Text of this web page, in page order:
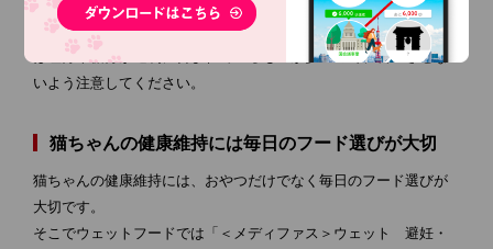
こと」も重要です。飼い主さんが食べているものを欲しがる猫ち
ゃんも少なくありません。人間の食べ物には、猫ちゃんにとって
は塩分や糖分が過剰に含まれているものが多いので、食べさせな
いよう注意してください。
猫ちゃんの健康維持には毎日のフード選びが大切
猫ちゃんの健康維持には、おやつだけでなく毎日のフード選びが
大切です。
そこでウェットフードでは「＜メディファス＞ウェット 避妊・